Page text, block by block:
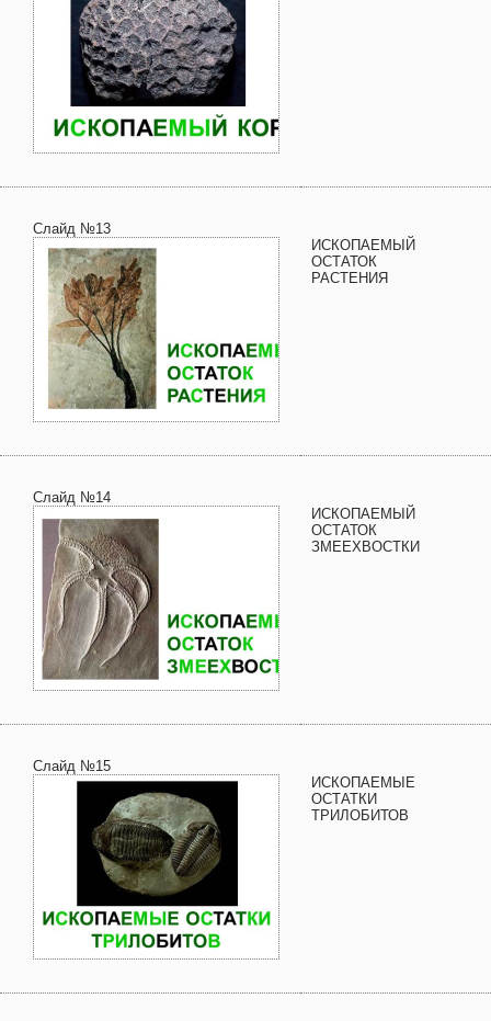
Слайд №13
ИСКОПАЕМЫЙ
ОСТАТОК
РАСТЕНИЯ
Слайд №14
ИСКОПАЕМЫЙ
ОСТАТОК
ЗМЕЕХВОСТКИ
Слайд №15
ИСКОПАЕМЫЕ
ОСТАТКИ
ТРИЛОБИТОВ